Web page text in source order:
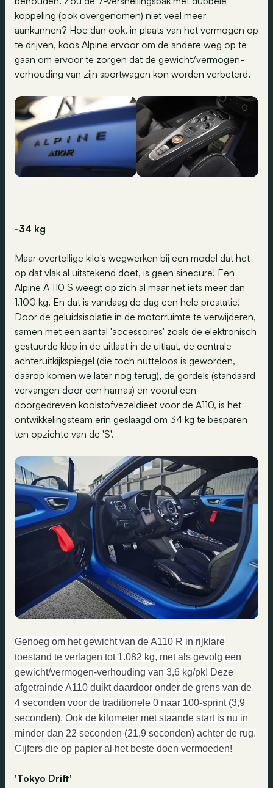
koppeling (ook overgenomen) niet veel meer
aankunnen? Hoe dan ook, in plaats van het vermogen op
te drijven, koos Alpine ervoor om de andere weg op te
gaan om ervoor te zorgen dat de gewicht/vermogen-
verhouding van zijn sportwagen kon worden verbeterd.
-34 kg
Maar overtollige kilo's wegwerken bij een model dat het
op dat vlak al uitstekend doet, is geen sinecure! Een
Alpine A 110 S weegt op zich al maar net iets meer dan
1.100 kg. En dat is vandaag de dag een hele prestatie!
Door de geluidsisolatie in de motorruimte te verwijderen,
samen met een aantal 'accessoires' zoals de elektronisch
gestuurde klep in de uitlaat in de uitlaat, de centrale
achteruitkijkspiegel (die toch nutteloos is geworden,
daarop komen we later nog terug), de gordels (standaard
vervangen door een harnas) en vooral een
doorgedreven koolstofvezeldieet voor de A110, is het
ontwikkelingsteam erin geslaagd om 34 kg te besparen
ten opzichte van de 'S'.
Genoeg om het gewicht van de A110 R in rijklare
toestand te verlagen tot 1.082 kg, met als gevolg een
gewicht/vermogen-verhouding van 3,6 kg/pk! Deze
afgetrainde A110 duikt daardoor onder de grens van de
4 seconden voor de traditionele 0 naar 100-sprint (3,9
seconden). Ook de kilometer met staande start is nu in
minder dan 22 seconden (21,9 seconden) achter de rug.
Cijfers die op papier al het beste doen vermoeden!
'Tokyo Drift'